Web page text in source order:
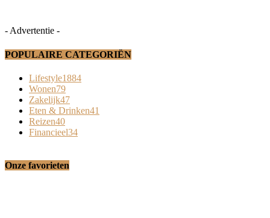
- Advertentie -
POPULAIRE CATEGORIËN
Lifestyle1884
Wonen79
Zakelijk47
Eten & Drinken41
Reizen40
Financieel34
Onze favorieten